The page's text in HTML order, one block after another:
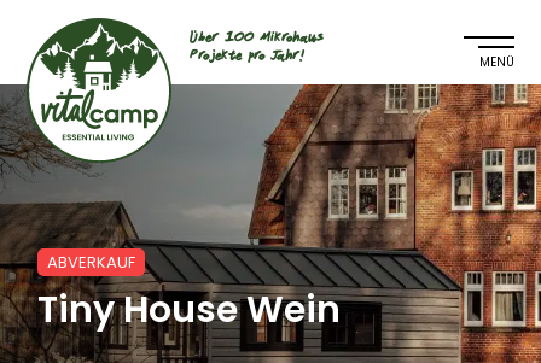
Über 100 Mikrohaus
Projekte pro Jahr!
ABVERKAUF
Tiny House Wein